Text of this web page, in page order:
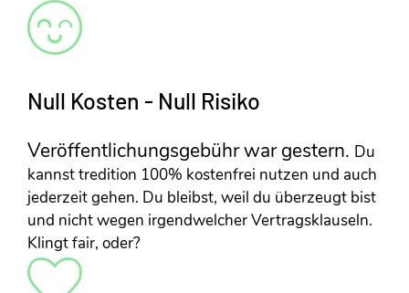
Null Kosten - Null Risiko
Veröffentlichungsgebühr war gestern. Du
kannst tredition 100% kostenfrei nutzen und auch
jederzeit gehen. Du bleibst, weil du überzeugt bist
und nicht wegen irgendwelcher Vertragsklauseln.
Klingt fair, oder?